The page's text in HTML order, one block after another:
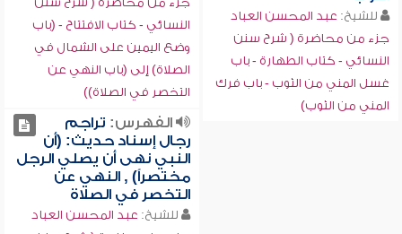
للشيخ: عبد المحسن العباد
جزء من محاضرة ( شرح سنن
النسائي - كتاب الطهارة - باب
غسل المني من الثوب - باب فرك
المني من الثوب)
النسائي - كتاب الافتتاح - (باب
وضع اليمين على الشمال في
الصلاة) إلى (باب النهي عن
التخصر في الصلاة))
الفهرس: تراجم
رجال إسناد حديث: (أن
النبي نهى أن يصلي الرجل
مختصراً) , النهي عن
التخصر في الصلاة
للشيخ: عبد المحسن العباد